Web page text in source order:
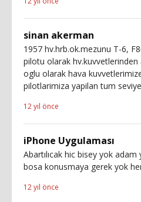
sinan akerman
1957 hv.hrb.ok.mezunu T-6,
pilotu olarak
oglu olarak hava
pilotlarimiza yapilan tum
12 yıl önce
iPhone Uygulaması
Abartılıcak hic bisey yok
bosa konusmaya gerek yok
12 yıl önce